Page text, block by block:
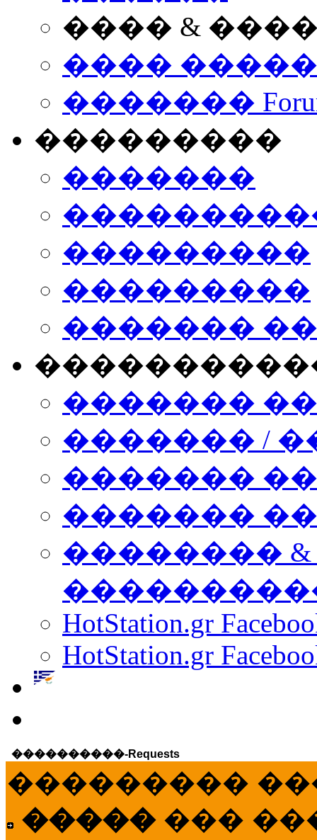
���� &
����
�������
���������
�������
���������
���������
�������
�������
������� /
�������
������� ���
��������
HotStation.gr
HotStation.gr
����������-Requests
���������
����� ���